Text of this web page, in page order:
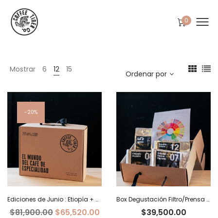
0
Mostrar 6 12 15 Ordenar por
20%
Ediciones de Junio : Etiopía + Burundi+ Costa Rica
$81,900.00 El
$65,520.00El
Box Degustación Filtro/Prensa – 400 g
$39,500.00